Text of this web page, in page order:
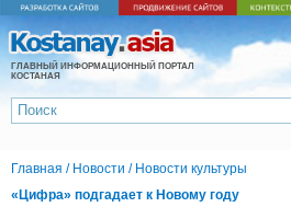
ГЛАВНЫЙ ИНФОРМАЦИОННЫЙ ПОРТАЛ
КОСТАНАЯ
Главная / Новости / Новости культуры
«Цифра» подгадает к Новому году